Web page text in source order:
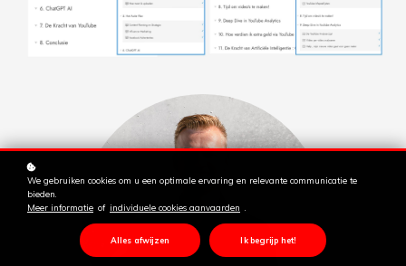
We gebruiken cookies om u een optimale ervaring en relevante communicatie te
bieden.
Meer informatie of individuele cookies aanvaarden
Alles afwijzen Ik begrijp het!